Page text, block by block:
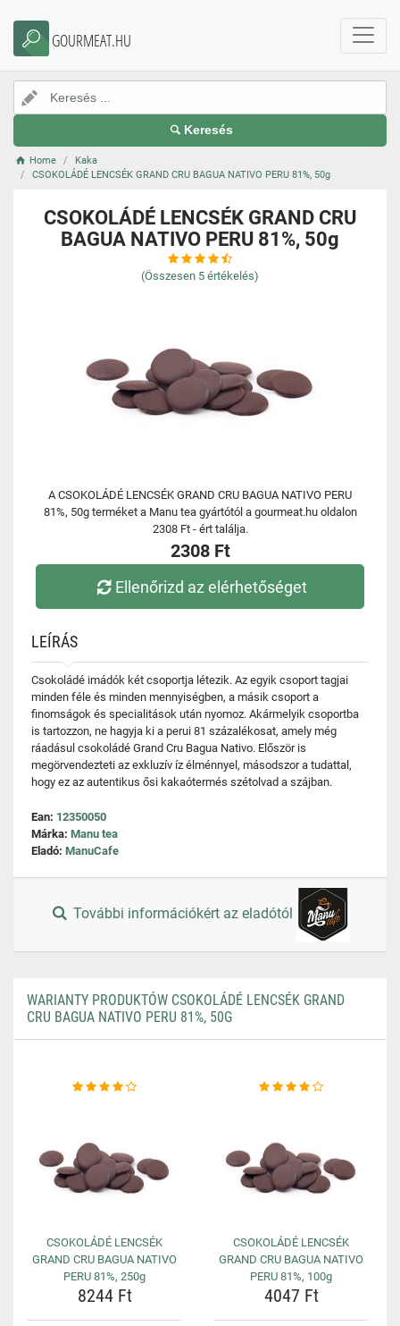
GOURMEAT.HU
Keresés
Home
Kaka
CSOKOLÁDÉ LENCSÉK GRAND CRU BAGUA NATIVO PERU 81%, 50g
CSOKOLÁDÉ LENCSÉK GRAND CRU
BAGUA NATIVO PERU 81%, 50g
(Összesen 5 értékelés)
A CSOKOLÁDÉ LENCSÉK GRAND CRU BAGUA NATIVO PERU
81%, 50g terméket a Manu tea gyártótól a gourmeat.hu oldalon
2308 Ft - ért találja.
2308 Ft
Ellenőrizd az elérhetőséget
LEÍRÁS
Csokoládé imádók két csoportja létezik. Az egyik csoport tagjai
minden féle és minden mennyiségben, a másik csoport a
finomságok és specialitások után nyomoz. Akármelyik csoportba
is tartozzon, ne hagyja ki a perui 81 százalékosat, amely még
ráadásul csokoládé Grand Cru Bagua Nativo. Először is
megörvendezteti az exkluzív íz élménnyel, másodszor a tudattal,
hogy ez az autentikus ősi kakaótermés szétolvad a szájban.
Ean: 12350050
Márka: Manu tea
Eladó: ManuCafe
További információkért az eladótól
WARIANTY PRODUKTÓW CSOKOLÁDÉ LENCSÉK GRAND
CRU BAGUA NATIVO PERU 81%, 50G
CSOKOLÁDÉ LENCSÉK
GRAND CRU BAGUA NATIVO
PERU 81%, 250g
8244 Ft
CSOKOLÁDÉ LENCSÉK
GRAND CRU BAGUA NATIVO
PERU 81%, 100g
4047 Ft